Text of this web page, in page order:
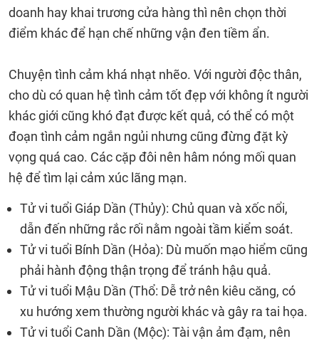
doanh hay khai trương cửa hàng thì nên chọn thời
điểm khác để hạn chế những vận đen tiềm ẩn.
Chuyện tình cảm khá nhạt nhẽo. Với người độc thân,
cho dù có quan hệ tình cảm tốt đẹp với không ít người
khác giới cũng khó đạt được kết quả, có thể có một
đoạn tình cảm ngắn ngủi nhưng cũng đừng đặt kỳ
vọng quá cao. Các cặp đôi nên hâm nóng mối quan
hệ để tìm lại cảm xúc lãng mạn.
Tử vi tuổi Giáp Dần (Thủy): Chủ quan và xốc nổi,
dẫn đến những rắc rối nằm ngoài tầm kiểm soát.
Tử vi tuổi Bính Dần (Hỏa): Dù muốn mạo hiểm cũng
phải hành động thận trọng để tránh hậu quả.
Tử vi tuổi Mậu Dần (Thổ: Dễ trở nên kiêu căng, có
xu hướng xem thường người khác và gây ra tai họa.
Tử vi tuổi Canh Dần (Mộc): Tài vận ảm đạm, nên